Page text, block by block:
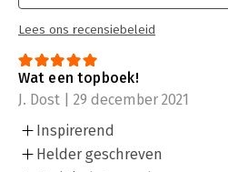
Lees ons recensiebeleid
Wat een topboek!
J. Dost | 29 december 2021
Inspirerend
Helder geschreven